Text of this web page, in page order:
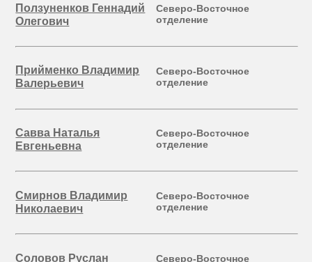
Ползуненков Геннадий
Олегович
Северо-Восточное
отделение
Прийменко Владимир
Валерьевич
Северо-Восточное
отделение
Савва Наталья
Евгеньевна
Северо-Восточное
отделение
Смирнов Владимир
Николаевич
Северо-Восточное
отделение
Соловов Руслан
Северо-Восточное